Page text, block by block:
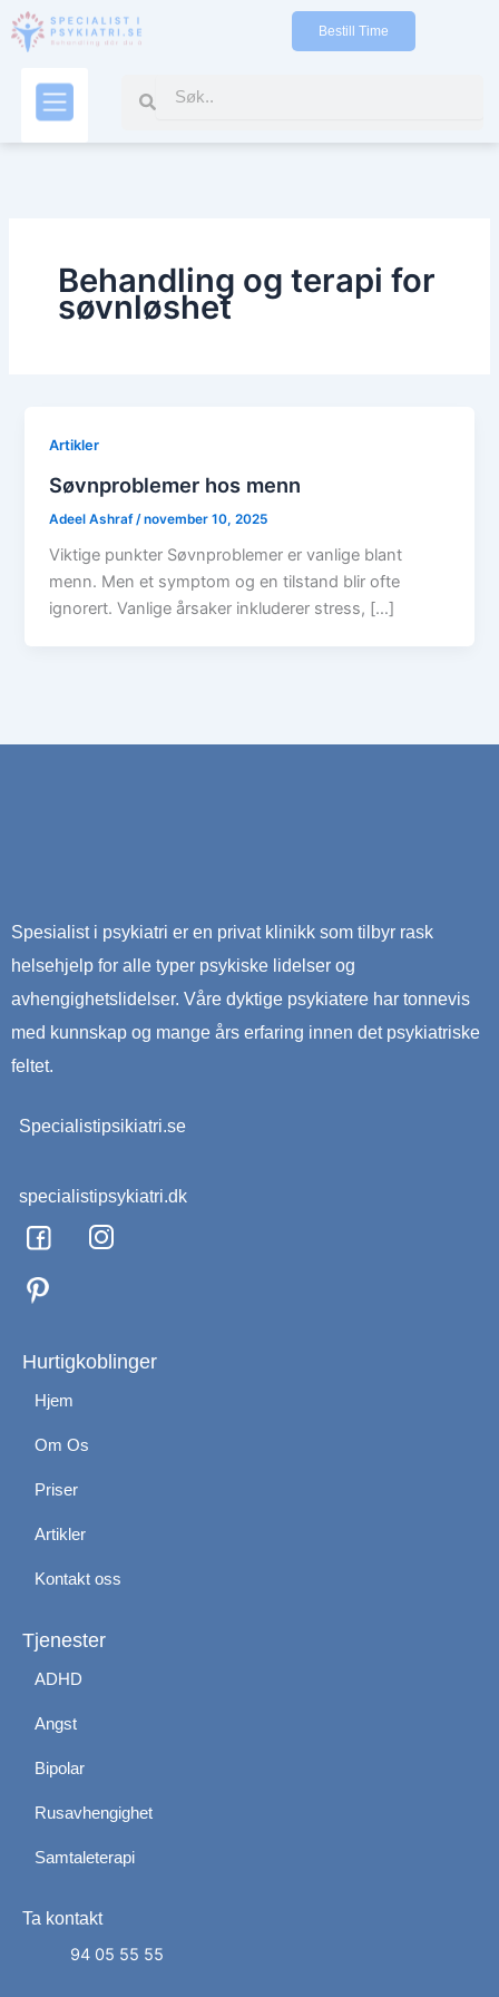
Bestill Time
Search
Behandling og terapi for
søvnløshet
Artikler
Søvnproblemer hos menn
Adeel Ashraf /november 10, 2025
Viktige punkter Søvnproblemer er vanlige blant
menn. Men et symptom og en tilstand blir ofte
ignorert. Vanlige årsaker inkluderer stress, […]
Spesialist i psykiatri er en privat klinikk som tilbyr rask
helsehjelp for alle typer psykiske lidelser og
avhengighetslidelser. Våre dyktige psykiatere har tonnevis
med kunnskap og mange års erfaring innen det psykiatriske
feltet.
Specialistipsikiatri.se
specialistipsykiatri.dk
F
a
c
e
o
k
I
n
g
Hurtigkoblinger
Hjem
Om Os
Priser
Artikler
Kontakt oss
Tjenester
ADHD
Angst
Bipolar
Rusavhengighet
Samtaleterapi
Ta kontakt
94 05 55 55
Administrer dit samtykke
For at give den bedst mulige oplevelse bruger vi